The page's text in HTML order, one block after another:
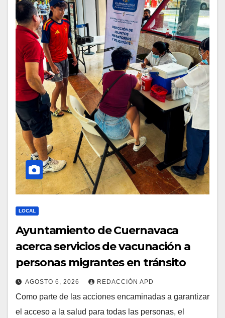
LOCAL
Ayuntamiento de Cuernavaca
acerca servicios de vacunación a
personas migrantes en tránsito
AGOSTO 6, 2026 REDACCIÓN APD
Como parte de las acciones encaminadas a garantizar
el acceso a la salud para todas las personas, el